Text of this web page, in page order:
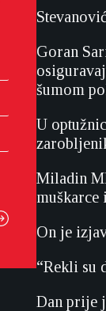
Goran
šumom
U
Miladin
muškarce
On je
“Rekli su
Dan prije